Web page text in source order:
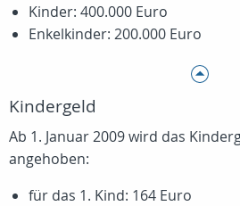
Kinder: 400.000 Euro
Enkelkinder: 200.000 Euro
Kindergeld
Ab 1. Januar 2009 wird das
angehoben:
für das 1. Kind: 164 Euro